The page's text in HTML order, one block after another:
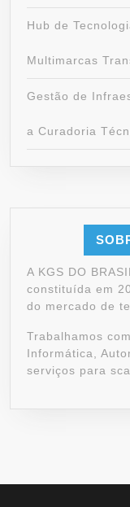
Hub de
Multimarcas
Gestão de
a Curadoria
A KGS DO
constituída em
do mercado de
Trabalhamos
Informática,
serviços para